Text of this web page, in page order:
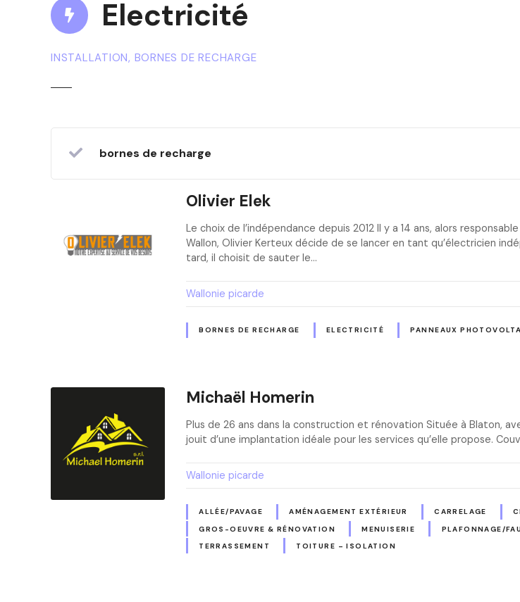
Electricité
INSTALLATION, BORNES DE RECHARGE
bornes de recharge
Olivier Elek
Le choix de l’indépendance depuis 2012 Il y a 14 ans, alors
Wallon, Olivier Kerteux décide de se lancer en tant qu’électricien
tard, il choisit de sauter le…
Wallonie picarde
BORNES DE RECHARGE ELECTRICITÉ PANNEAUX
Michaël Homerin
Plus de 26 ans dans la construction et rénovation Située à Blaton,
jouit d’une implantation idéale pour les services qu’elle propose.
Wallonie picarde
ALLÉE/PAVAGE AMÉNAGEMENT EXTÉRIEUR CARRELAGE
GROS-OEUVRE & RÉNOVATION
MENUISERIE PLAFONNAGE/
TERRASSEMENT
TOITURE – ISOLATION